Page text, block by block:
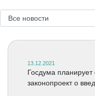
13.12.2021
Госдума планирует
законопроект о